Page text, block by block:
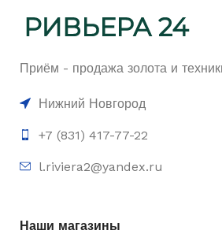
Приём - продажа золота и
Нижний Новгород
+7 (831) 417-77-22
l.riviera2@yandex.ru
Наши магазины